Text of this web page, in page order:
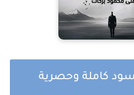
كاملة وحصرية